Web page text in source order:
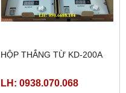
HỘP THẮNG TỪ KD-200A
LH: 0938.070.068